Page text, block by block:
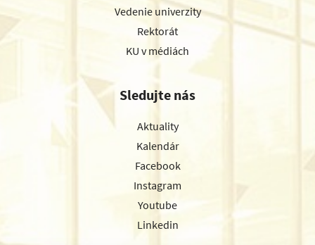
Vedenie univerzity
Rektorát
KU v médiách
Sledujte nás
Aktuality
Kalendár
Facebook
Instagram
Youtube
Linkedin